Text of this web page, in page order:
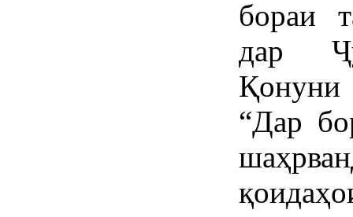
бораи
дар
“Дар